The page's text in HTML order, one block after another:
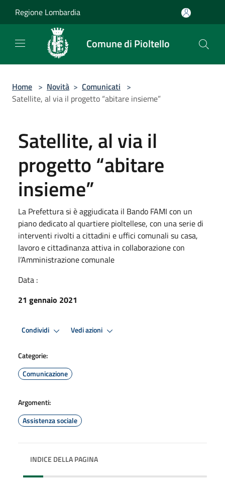
Regione Lombardia
Comune di Pioltello
Home > Novità > Comunicati >
Satellite, al via il progetto “abitare insieme”
Satellite, al via il
progetto “abitare
insieme”
La Prefettura si è aggiudicata il Bando FAMI con un
piano dedicato al quartiere pioltellese, con una serie di
interventi rivolti a cittadini e uffici comunali su casa,
lavoro e cittadinanza attiva in collaborazione con
l’Amministrazione comunale
Data :
21 gennaio 2021
Condividi Vedi azioni
Categorie:
Comunicazione
Argomenti:
Assistenza sociale
INDICE DELLA PAGINA